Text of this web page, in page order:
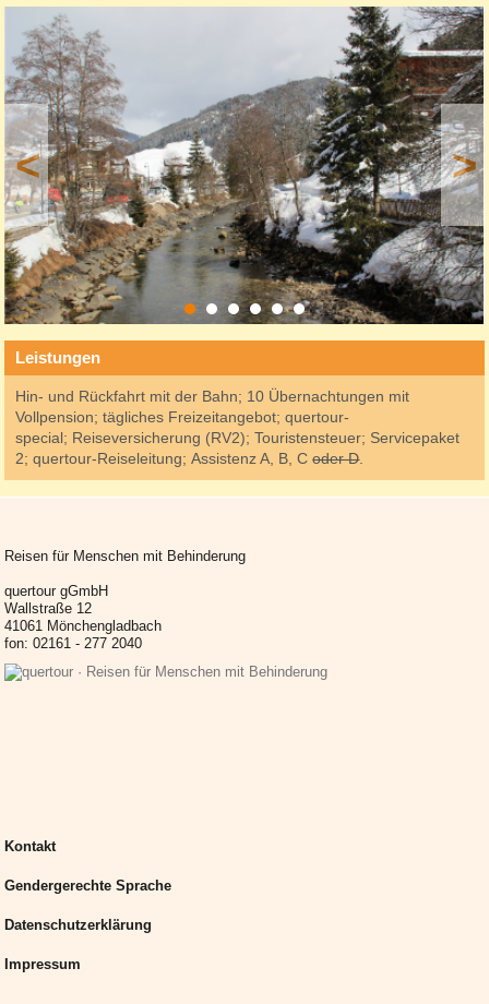
< >
Leistungen
Hin- und Rückfahrt mit der Bahn; 10 Übernachtungen mit
Vollpension; tägliches Freizeitangebot; quertour-
special; Reiseversicherung (RV2); Touristensteuer; Servicepaket
2; quertour-Reiseleitung; Assistenz A, B, Coder D.
Reisen für Menschen mit Behinderung
quertour gGmbH
Wallstraße 12
41061 Mönchengladbach
fon: 02161 - 277 2040
Kontakt
Gendergerechte Sprache
Datenschutzerklärung
Impressum